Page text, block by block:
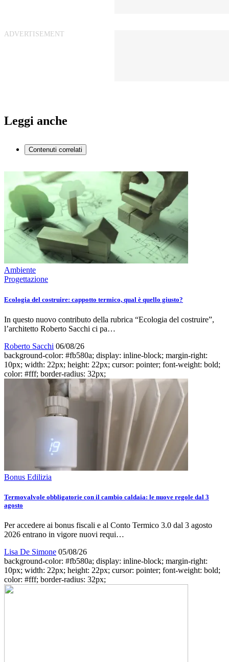
Leggi anche
Contenuti correlati
Ambiente
Progettazione
Ecologia del costruire: cappotto termico, qual è quello giusto?
In questo nuovo contributo della rubrica “Ecologia del costruire”,
l’architetto Roberto Sacchi ci pa…
Roberto Sacchi 06/08/26
background-color: #fb580a; display: inline-block; margin-right:
10px; width: 22px; height: 22px; cursor: pointer; font-weight: bold;
color: #fff; border-radius: 32px;
Bonus Edilizia
Termovalvole obbligatorie con il cambio caldaia: le nuove regole dal 3
agosto
Per accedere ai bonus fiscali e al Conto Termico 3.0 dal 3 agosto
2026 entrano in vigore nuovi requi…
Lisa De Simone 05/08/26
background-color: #fb580a; display: inline-block; margin-right:
10px; width: 22px; height: 22px; cursor: pointer; font-weight: bold;
color: #fff; border-radius: 32px;